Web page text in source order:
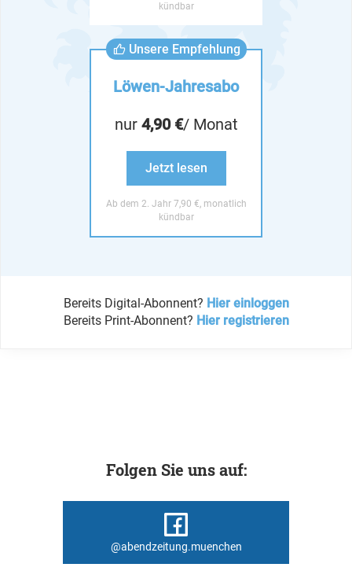
kündbar
Unsere Empfehlung
Löwen-Jahresabo
nur 4,90 €/ Monat
Jetzt lesen
Ab dem 2. Jahr 7,90 €, monatlich
kündbar
Bereits Digital-Abonnent? Hier einloggen
Bereits Print-Abonnent? Hier registrieren
Folgen Sie uns auf:
@abendzeitung.muenchen